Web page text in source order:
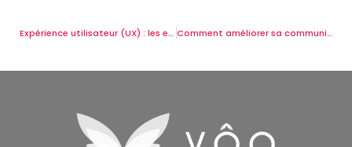
Expérience utilisateur (UX) : les erreurs à éviter Comment améliorer sa communication visuelle ?